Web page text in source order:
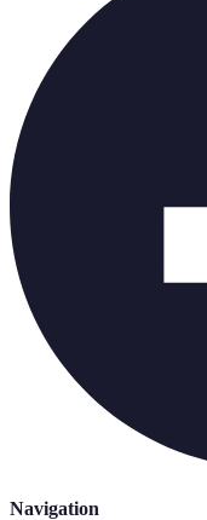
Navigation